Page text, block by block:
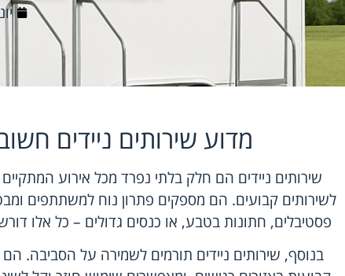
יוני
מדוע שירותים ניידים
שירותים ניידים הם חלק בלתי נפרד מכל אירוע
לשירותים קבועים. הם מספקים פתרון נוח למשתתפים
פסטיבלים, חתונות בטבע, או כנסים גדולים – כל אלו
בנוסף, שירותים ניידים תורמים לשמירה על הסביבה.